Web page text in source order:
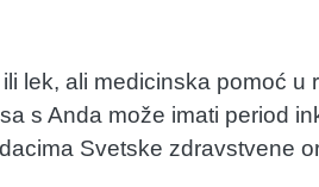
lek, ali medicinska pomoć
s Anda može imati period
Svetske zdravstvene